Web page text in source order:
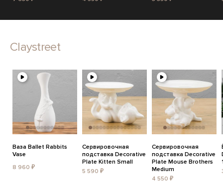
Claystreet
Ваза Ballet Rabbits
Vase
8 960 ₽
Сервировочная
подставка Decorative
Plate Kitten Small
5 590 ₽
Сервировочная
подставка Decorative
Plate Mouse Brothers
Medium
4 550 ₽